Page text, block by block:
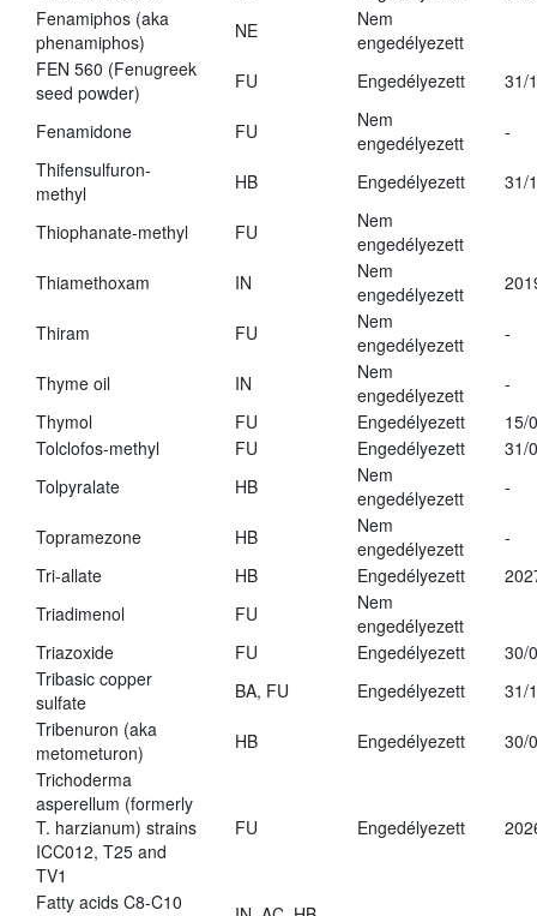
Fenamiphos (aka
phenamiphos)
NE
Nem
engedélyezett
FEN 560 (Fenugreek
seed powder)
FU Engedélyezett 31/
Fenamidone FU
Nem
engedélyezett
-
Thifensulfuron-
methyl
HB Engedélyezett 31/
Thiophanate-methyl FU
Nem
engedélyezett
Thiamethoxam
IN
Nem
engedélyezett
Thiram FU
Nem
engedélyezett
-
Thyme oil IN
Nem
engedélyezett
-
Thymol
FU Engedélyezett
15/
Tolclofos-methyl
FU Engedélyezett
31/
Tolpyralate
HB
Nem
engedélyezett
-
Topramezone HB
Nem
engedélyezett
-
Tri-allate
HB Engedélyezett
Triadimenol
FU
Nem
engedélyezett
Triazoxide
FU Engedélyezett
30/
Tribasic copper
sulfate
BA, FU Engedélyezett
31/
Tribenuron (aka
metometuron)
HB Engedélyezett
30/
Trichoderma
asperellum (formerly
T. harzianum) strains
ICC012, T25 and
TV1
FU Engedélyezett
Fatty acids C8-C10